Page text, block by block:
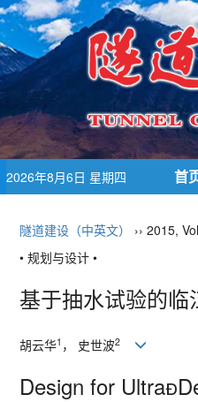
2026年8月6日 星期四 首
隧道建设（中英文） ›› 2015,
• 规划与设计 •
基于抽水试验的
胡云华1 ， 史世波2
Design for